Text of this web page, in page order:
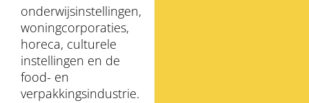
onderwijsinstellingen,
woningcorporaties,
horeca, culturele
instellingen en de
food- en
verpakkingsindustrie.